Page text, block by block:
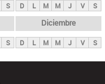
S D L M M J V S
S
Diciembre
D L M M J V S